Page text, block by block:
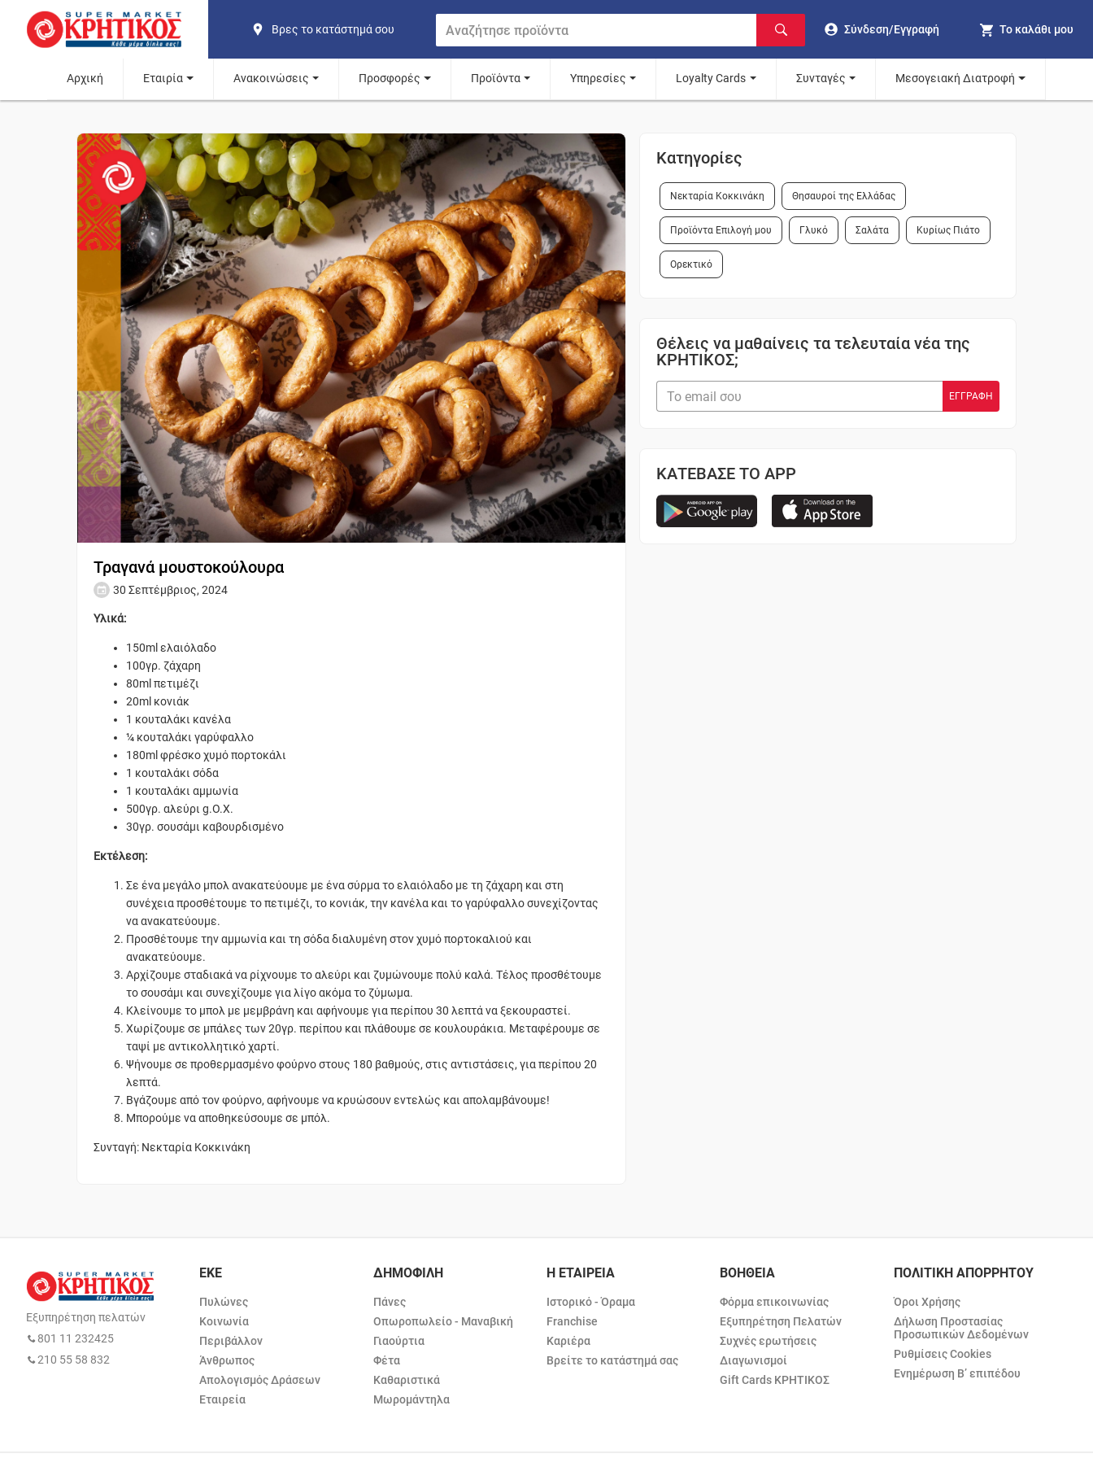
Βρες το κατάστημά σου Σύνδεση/Εγγραφή Το καλάθι μου
Αρχική Εταιρία Ανακοινώσεις Προσφορές Προϊόντα Υπηρεσίες Loyalty Cards Συνταγές Μεσογειακή Διατροφή
Τραγανά μουστοκούλουρα
30 Σεπτέμβριος, 2024
Υλικά:
150ml ελαιόλαδο
100γρ. ζάχαρη
80ml πετιμέζι
20ml κονιάκ
1 κουταλάκι κανέλα
¼ κουταλάκι γαρύφαλλο
180ml φρέσκο χυμό πορτοκάλι
1 κουταλάκι σόδα
1 κουταλάκι αμμωνία
500γρ. αλεύρι g.Ο.Χ.
30γρ. σουσάμι καβουρδισμένο
Εκτέλεση:
Σε ένα μεγάλο μπολ ανακατεύουμε με ένα σύρμα το ελαιόλαδο με τη ζάχαρη και στη
συνέχεια προσθέτουμε το πετιμέζι, το κονιάκ, την κανέλα και το γαρύφαλλο συνεχίζοντας
να ανακατεύουμε.
Προσθέτουμε την αμμωνία και τη σόδα διαλυμένη στον χυμό πορτοκαλιού και
ανακατεύουμε.
Αρχίζουμε σταδιακά να ρίχνουμε το αλεύρι και ζυμώνουμε πολύ καλά. Τέλος προσθέτουμε
το σουσάμι και συνεχίζουμε για λίγο ακόμα το ζύμωμα.
Κλείνουμε το μπολ με μεμβράνη και αφήνουμε για περίπου 30 λεπτά να ξεκουραστεί.
Χωρίζουμε σε μπάλες των 20γρ. περίπου και πλάθουμε σε κουλουράκια. Μεταφέρουμε σε
ταψί με αντικολλητικό χαρτί.
Ψήνουμε σε προθερμασμένο φούρνο στους 180 βαθμούς, στις αντιστάσεις, για περίπου 20
λεπτά.
Βγάζουμε από τον φούρνο, αφήνουμε να κρυώσουν εντελώς και απολαμβάνουμε!
Μπορούμε να αποθηκεύσουμε σε μπόλ.
Συνταγή: Νεκταρία Κοκκινάκη
Κατηγορίες
Νεκταρία Κοκκινάκη Θησαυροί της Ελλάδας
Προϊόντα Επιλογή μου Γλυκό Σαλάτα Κυρίως Πιάτο
Ορεκτικό
Θέλεις να μαθαίνεις τα τελευταία νέα της
ΚΡΗΤΙΚΟΣ;
ΚΑΤΕΒΑΣΕ ΤΟ APP
Εξυπηρέτηση πελατών
801 11 232425
210 55 58 832
ΕΚΕ
Πυλώνες
Κοινωνία
Περιβάλλον
Άνθρωπος
Απολογισμός Δράσεων
Εταιρεία
ΔΗΜΟΦΙΛΗ
Πάνες
Οπωροπωλείο - Μαναβική
Γιαούρτια
Φέτα
Καθαριστικά
Μωρομάντηλα
Η ΕΤΑΙΡΕΙΑ
Ιστορικό - Όραμα
Franchise
Καριέρα
Βρείτε το κατάστημά σας
ΒΟΗΘΕΙΑ
Φόρμα επικοινωνίας
Εξυπηρέτηση Πελατών
Συχνές ερωτήσεις
Διαγωνισμοί
Gift Cards ΚΡΗΤΙΚΟΣ
ΠΟΛΙΤΙΚΗ ΑΠΟΡΡΗΤΟΥ
Όροι Χρήσης
Δήλωση Προστασίας
Προσωπικών Δεδομένων
Ρυθμίσεις Cookies
Ενημέρωση Β’ επιπέδου